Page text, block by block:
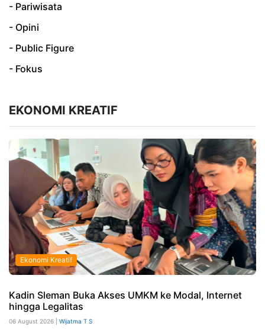
- Pariwisata
- Opini
- Public Figure
- Fokus
EKONOMI KREATIF
Ekonomi Kreatif
Kadin Sleman Buka Akses UMKM ke Modal, Internet
hingga Legalitas
06 August 2026 | Wijatma T S